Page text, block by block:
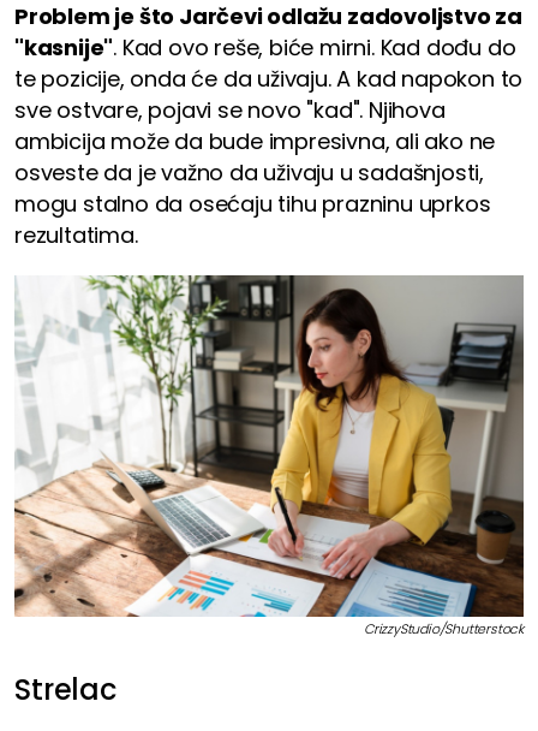
Problem je što Jarčevi odlažu zadovoljstvo za
"kasnije". Kad ovo reše, biće mirni. Kad dođu do
te pozicije, onda će da uživaju. A kad napokon to
sve ostvare, pojavi se novo "kad". Njihova
ambicija može da bude impresivna, ali ako ne
osveste da je važno da uživaju u sadašnjosti,
mogu stalno da osećaju tihu prazninu uprkos
rezultatima.
CrizzyStudio/Shutterstock
Strelac